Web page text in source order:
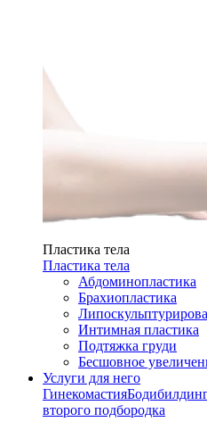
Пластика тела
Пластика тела
Абдоминопластика
Брахиопластика
Интимная пластика
Подтяжка груди
Бесшовное
Услуги для него
Гинекомастия
второго подбородка